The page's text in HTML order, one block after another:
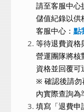
請至客服中心
儲值紀錄以供
客服中心：點
等待退費資格
營運團隊將核
資格並回覆可
※ 確認後請勿
內實際查詢為
填寫「退費申